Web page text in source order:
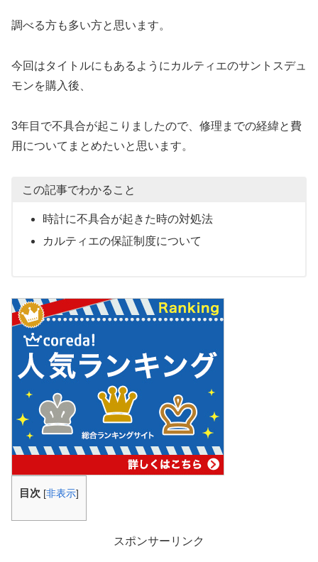
調べる方も多い方と思います。
今回はタイトルにもあるようにカルティエのサントスデュ
モンを購入後、
3年目で不具合が起こりましたので、修理までの経緯と費
用についてまとめたいと思います。
この記事でわかること
時計に不具合が起きた時の対処法
カルティエの保証制度について
目次 [非表示]
スポンサーリンク